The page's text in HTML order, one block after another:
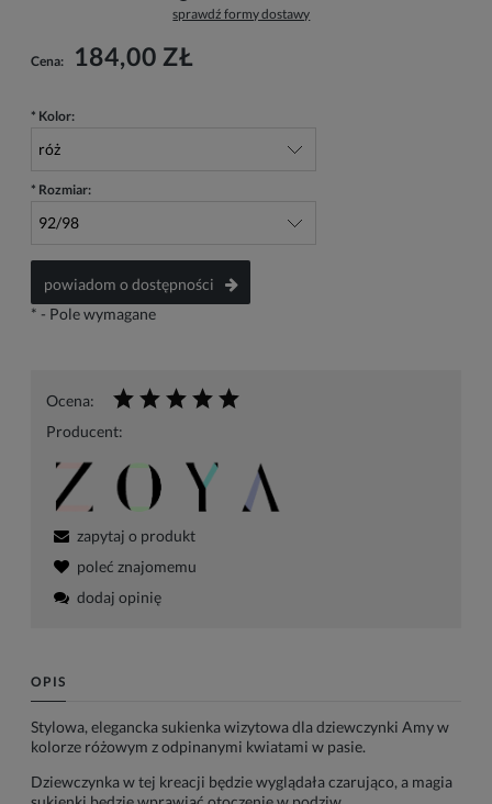
Cena nie zawiera ewentualnych kosztów płatności
sprawdź formy dostawy
Cena: 184,00 ZŁ
* Kolor:
* Rozmiar:
powiadom o dostępności
* - Pole wymagane
Ocena:
Producent:
zapytaj o produkt
poleć znajomemu
dodaj opinię
OPIS
Stylowa, elegancka sukienka wizytowa dla dziewczynki Amy w
kolorze różowym z odpinanymi kwiatami w pasie.
Dziewczynka w tej kreacji będzie wyglądała czarująco, a magia